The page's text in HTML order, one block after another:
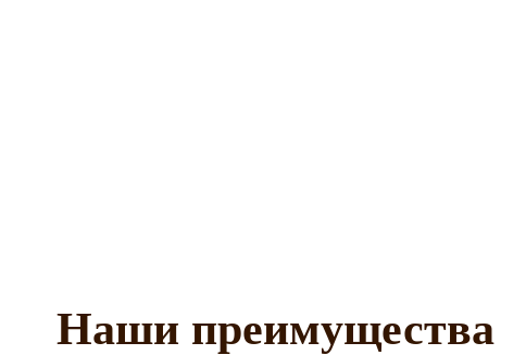
Наши преимущества